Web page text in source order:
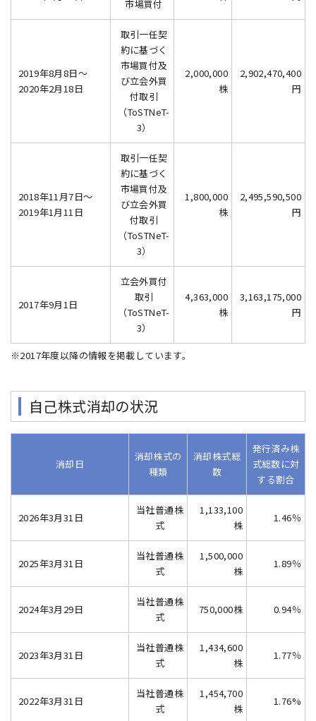
市場買付
2019年8月8日～
2020年2月18日
取引一任契
約に基づく
市場買付及
び立会外買
付取引
（ToSTNeT-
3）
2,000,000
株
2,902,470,400
円
2018年11月7日～
2019年1月11日
取引一任契
約に基づく
市場買付及
び立会外買
付取引
（ToSTNeT-
3）
1,800,000
株
2,495,590,500
円
2017年9月1日
立会外買付
取引
（ToSTNeT-
3）
4,363,000
株
3,163,175,000
円
※2017年度以降の情報を掲載しています。
自己株式消却の状況
消却日
消却株式の
種類
消却株式総
数
発行済み株
式総数に対
する割合
2026年3月31日
当社普通株
式
1,133,100
株
1.46％
2025年3月31日
当社普通株
式
1,500,000
株
1.89％
2024年3月29日
当社普通株
式
750,000株 0.94％
2023年3月31日
当社普通株
式
1,434,600
株
1.77％
2022年3月31日
当社普通株
式
1,454,700
株
1.76%